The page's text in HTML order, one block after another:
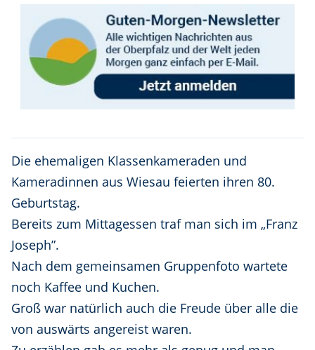
Die ehemaligen Klassenkameraden und
Kameradinnen aus Wiesau feierten ihren 80.
Geburtstag.
Bereits zum Mittagessen traf man sich im „Franz
Joseph”.
Nach dem gemeinsamen Gruppenfoto wartete
noch Kaffee und Kuchen.
Groß war natürlich auch die Freude über alle die
von auswärts angereist waren.